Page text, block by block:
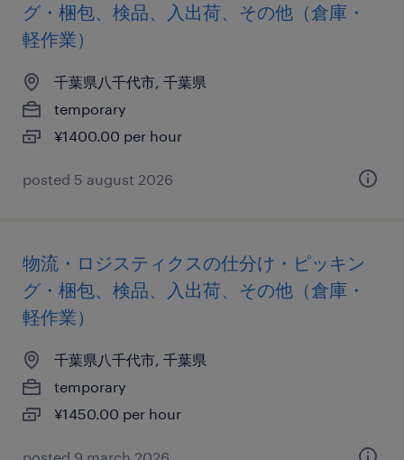
グ・梱包、検品、入出荷、その他（倉庫・
軽作業）
千葉県八千代市, 千葉県
temporary
¥1400.00 per hour
posted 5 august 2026
物流・ロジスティクスの仕分け・ピッキン
グ・梱包、検品、入出荷、その他（倉庫・
軽作業）
千葉県八千代市, 千葉県
temporary
¥1450.00 per hour